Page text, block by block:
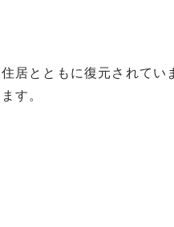
居とともに復元されてい
す。